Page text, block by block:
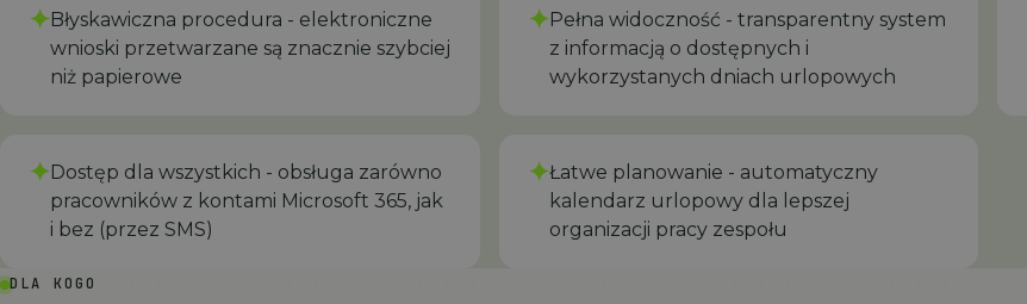
✦Błyskawiczna procedura - elektroniczne
wnioski przetwarzane są znacznie szybciej
niż papierowe
✦Pełna widoczność - transparentny system
z informacją o dostępnych i
wykorzystanych dniach urlopowych
✦Dostęp dla wszystkich - obsługa zarówno
pracowników z kontami Microsoft 365, jak
i bez (przez SMS)
✦Łatwe planowanie - automatyczny
kalendarz urlopowy dla lepszej
organizacji pracy zespołu
DLA KOGO